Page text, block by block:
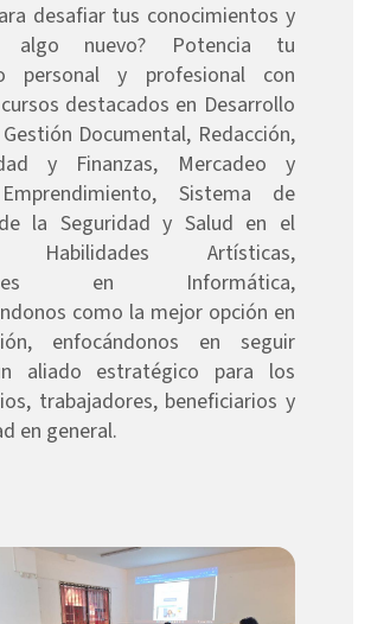
desafiar tus conocimientos y
algo nuevo? Potencia tu
personal y profesional con
destacados en Desarrollo
Documental, Redacción,
y Finanzas, Mercadeo y
Sistema de
la Seguridad y Salud en el
Habilidades Artísticas,
en Informática,
como la mejor opción en
enfocándonos en seguir
aliado estratégico para los
trabajadores, beneficiarios y
en general.